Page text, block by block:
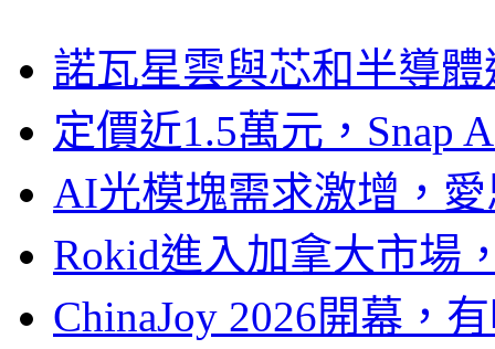
諾瓦星雲與芯和半導
定價近1.5萬元，Snap
AI光模塊需求激增，
Rokid進入加拿大市場
ChinaJoy 2026開幕，